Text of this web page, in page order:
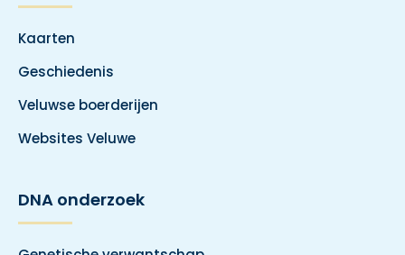
Kaarten
Geschiedenis
Veluwse boerderijen
Websites Veluwe
DNA onderzoek